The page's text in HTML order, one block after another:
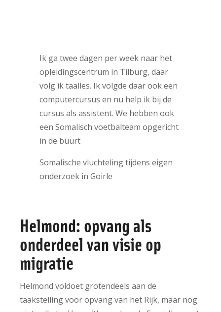
Ik ga twee dagen per week naar het
opleidingscentrum in Tilburg, daar
volg ik taalles. Ik volgde daar ook een
computercursus en nu help ik bij de
cursus als assistent. We hebben ook
een Somalisch voetbalteam opgericht
in de buurt
Somalische vluchteling tijdens eigen
onderzoek in Goirle
Helmond: opvang als
onderdeel van visie op
migratie
Helmond voldoet grotendeels aan de
taakstelling voor opvang van het Rijk, maar nog